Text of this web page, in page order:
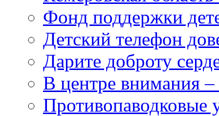
Фонд поддержки
Детский телефон
Дарите доброту
В центре внимания –
Противопаводковые